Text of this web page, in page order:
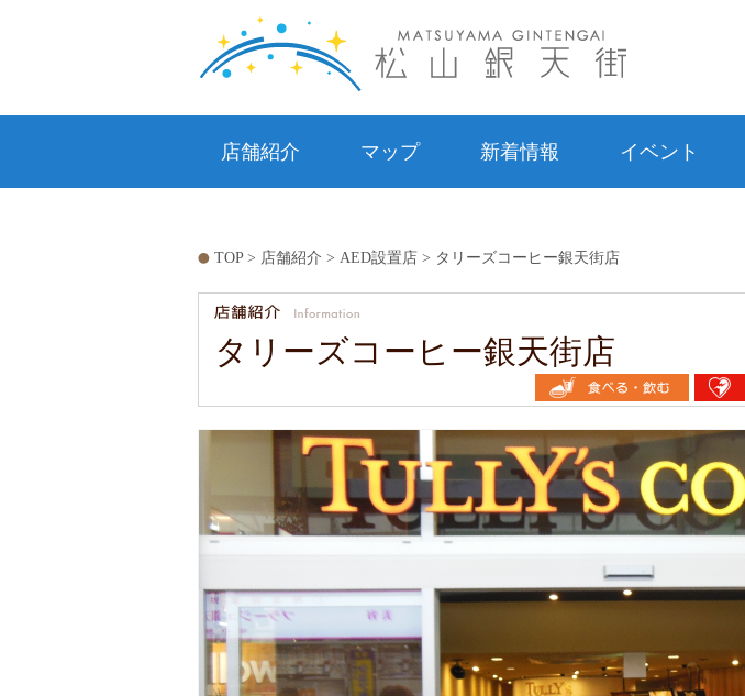
松山銀天街
店舗紹介 マップ 新着情報 イベント
TOP> 店舗紹介 > AED設置店> タリーズコーヒー銀天街店
タリーズコーヒー銀天街店